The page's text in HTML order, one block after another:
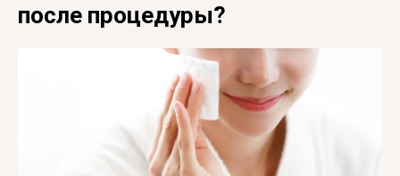
после процедуры?